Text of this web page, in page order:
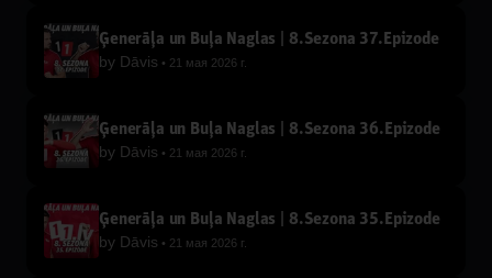
Ģenerāļa un Buļa Naglas | 8.Sezona 37.Epizode
by Dāvis 21 мая 2026 г.
Ģenerāļa un Buļa Naglas | 8.Sezona 36.Epizode
by Dāvis 21 мая 2026 г.
Ģenerāļa un Buļa Naglas | 8.Sezona 35.Epizode
by Dāvis 21 мая 2026 г.